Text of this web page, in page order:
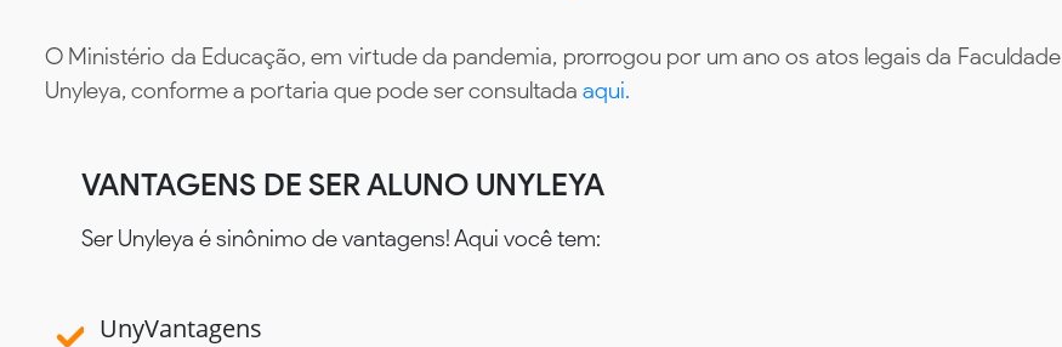
O Ministério da Educação, em virtude da pandemia, prorrogou por um ano os atos legais da Faculdade
Unyleya, conforme a portaria que pode ser consultada aqui.
VANTAGENS DE SER ALUNO UNYLEYA
Ser Unyleya é sinônimo de vantagens! Aqui você tem:
UnyVantagens